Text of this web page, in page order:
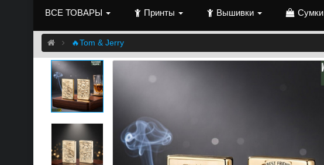
ВСЕ ТОВАРЫ Принты Вышивки Сумки
🔥Tom & Jerry